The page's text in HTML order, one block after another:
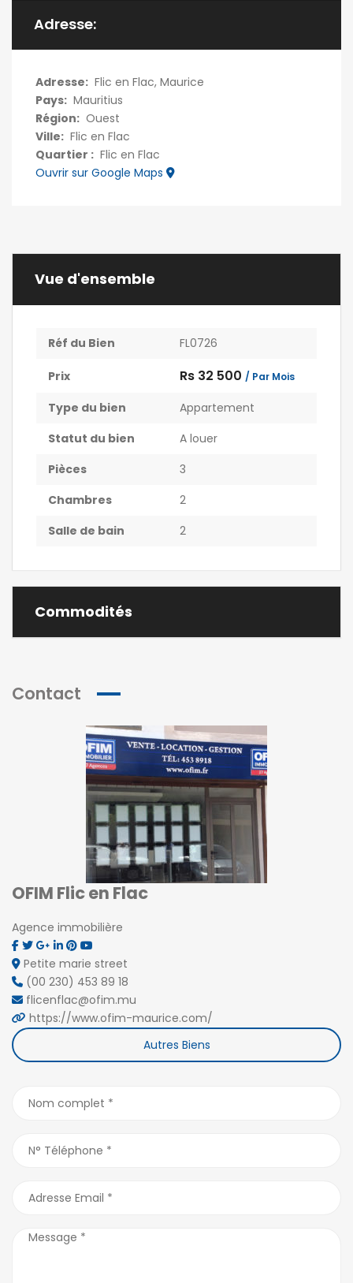
Adresse:
Adresse: Flic en Flac, Maurice
Pays: Mauritius
Région: Ouest
Ville: Flic en Flac
Quartier : Flic en Flac
Ouvrir sur Google Maps
Vue d'ensemble
Réf du Bien FL0726
Prix Rs 32 500 / Par Mois
Type du bien
Appartement
Statut du bien
A louer
Pièces
3
Chambres
2
Salle de bain
2
Commodités
Contact
OFIM Flic en Flac
Agence immobilière
Petite marie street
(00 230) 453 89 18
flicenflac@ofim.mu
https://www.ofim-maurice.com/
Autres Biens